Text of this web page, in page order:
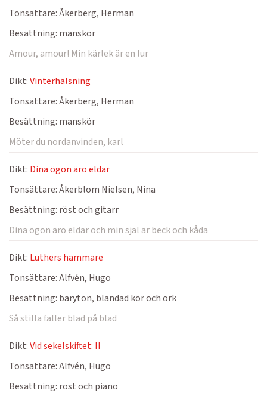
Tonsättare:Åkerberg, Herman
Besättning: manskör
Amour, amour! Min kärlek är en lur
Dikt:Vinterhälsning
Tonsättare:Åkerberg, Herman
Besättning: manskör
Möter du nordanvinden, karl
Dikt: Dina ögon äro eldar
Tonsättare:Åkerblom Nielsen, Nina
Besättning: röst och gitarr
Dina ögon äro eldar och min själ är beck och kåda
Dikt: Luthers hammare
Tonsättare:Alfvén, Hugo
Besättning: baryton, blandad kör och ork
Så stilla faller blad på blad
Dikt:Vid sekelskiftet: II
Tonsättare:Alfvén, Hugo
Besättning: röst och piano